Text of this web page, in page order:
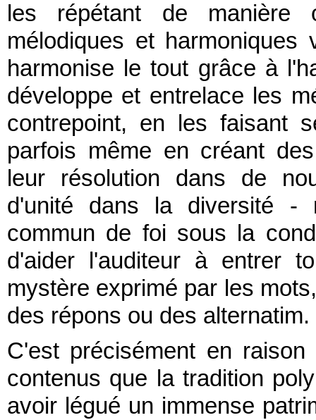
les répétant de manière
mélodiques et harmoniques
harmonise le tout grâce à
développe et entrelace les
contrepoint, en les faisant
parfois même en créant
leur résolution dans de
d'unité dans la diversité -
commun de foi sous la
d'aider l'auditeur à entrer
mystère exprimé par les
des répons ou des alternatim.
C'est précisément en
contenus que la tradition
avoir légué un immense